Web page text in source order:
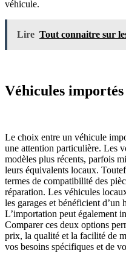
véhicule.
Lire Tout connaitre sur
Véhicules
Le choix entre un véhicule
une attention particulière. Les
modèles plus récents, parfois
leurs équivalents locaux.
termes de compatibilité des
réparation. Les véhicules
les garages et bénéficient
L’importation peut également
Comparer ces deux options
prix, la qualité et la facilité de
vos besoins spécifiques et de